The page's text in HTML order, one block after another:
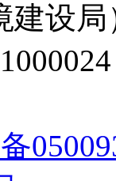
建设局